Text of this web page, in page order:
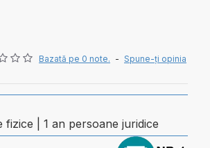
Bazată pe 0 note. - Spune-ţi opinia
fizice | 1 an persoane juridice